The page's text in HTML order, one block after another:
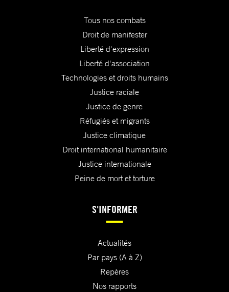
Tous nos combats
Droit de manifester
Liberté d'expression
Liberté d'association
Technologies et droits humains
Justice raciale
Justice de genre
Réfugiés et migrants
Justice climatique
Droit international humanitaire
Justice internationale
Peine de mort et torture
S'INFORMER
Actualités
Par pays (A à Z)
Repères
Nos rapports